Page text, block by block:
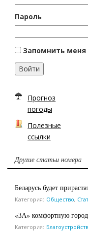
Пароль
Запомнить меня
Войти
Прогноз
погоды
Полезные
ссылки
Другие статьи номера
Беларусь будет
Категория: Общество,
«ЗА» комфортную
Категория: